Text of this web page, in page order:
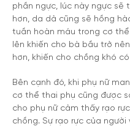
phần ngực, lúc này ngực sẽ
hơn, da dả cũng sẽ hồng
tuần hoàn máu trong cơ
lên khiến cho bà bầu trở
hơn, khiến cho chồng khó
Bên cạnh đó, khi phụ nữ
cơ thể thai phụ cũng được
cho phụ nữ cảm thấy rạo
chồng. Sự rạo rực của